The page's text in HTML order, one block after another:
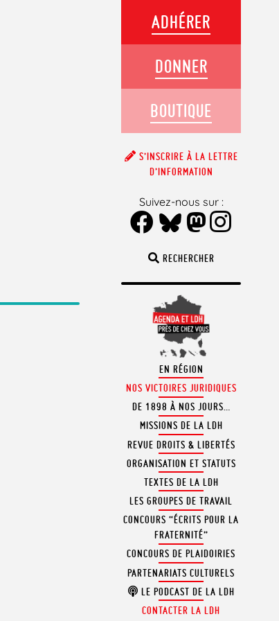
RECHERCHER
EN RÉGION
NOS VICTOIRES JURIDIQUES
DE 1898 À NOS JOURS…
MISSIONS DE LA LDH
REVUE DROITS & LIBERTÉS
ORGANISATION ET STATUTS
TEXTES DE LA LDH
LES GROUPES DE TRAVAIL
CONCOURS “ÉCRITS POUR LA
FRATERNITÉ”
CONCOURS DE PLAIDOIRIES
PARTENARIATS CULTURELS
LE PODCAST DE LA LDH
CONTACTER LA LDH
ADHÉRER
DONNER
BOUTIQUE
S’INSCRIRE À LA LETTRE
D’INFORMATION
Suivez-nous sur :